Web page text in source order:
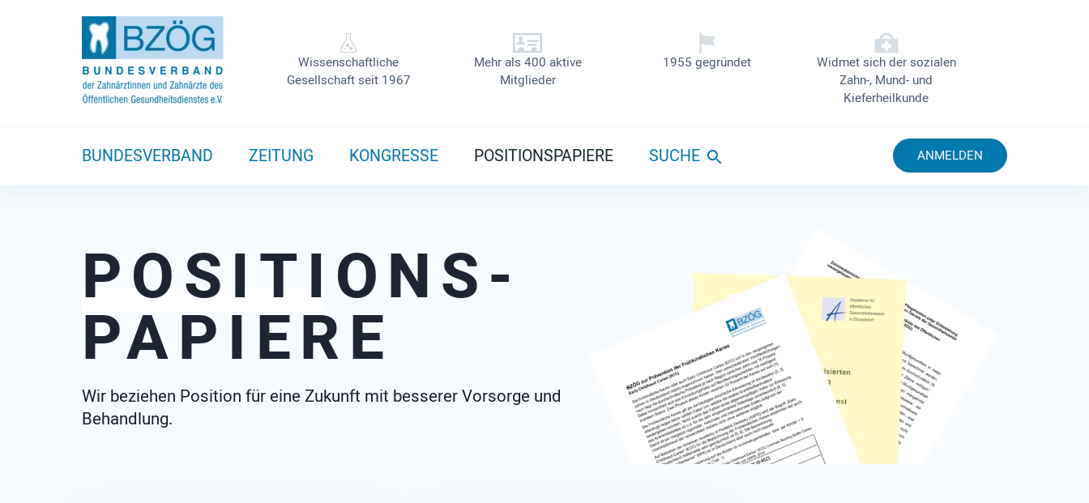
Wissenschaftliche
Gesellschaft seit 1967
Mehr als 400 aktive
Mitglieder
1955 gegründet
Widmet sich der sozialen
Zahn-, Mund- und
Kieferheilkunde
BUNDESVERBAND ZEITUNG KONGRESSE POSITIONSPAPIERE SUCHE ANMELDEN
POSITIONS­
PAPIERE
Wir beziehen Position für eine Zukunft mit besserer Vorsorge und
Behandlung.